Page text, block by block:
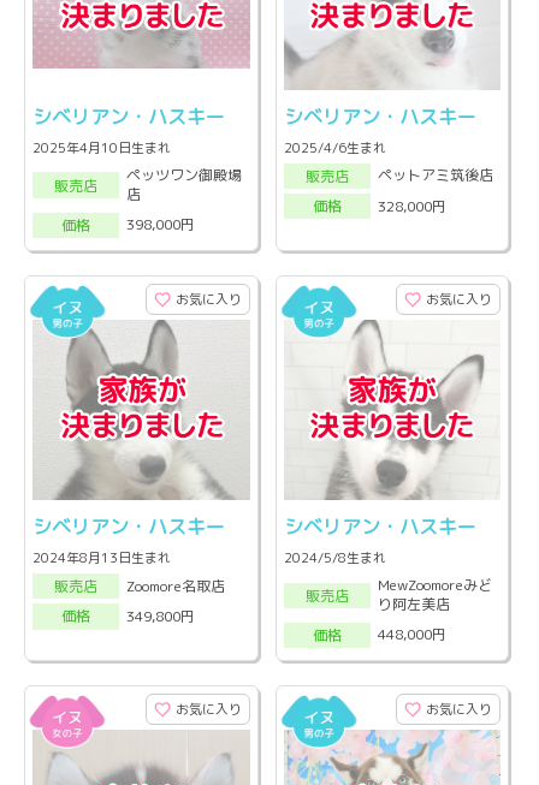
シベリアン・ハスキー
2025年4月10日生まれ
販売店
ペッツワン御殿場
店
価格
398,000円
シベリアン・ハスキー
2025/4/6生まれ
販売店
ペットアミ筑後店
価格
328,000円
お気に入り
シベリアン・ハスキー
2024年8月13日生まれ
販売店
Zoomore名取店
価格
349,800円
お気に入り
シベリアン・ハスキー
2024/5/8生まれ
販売店
MewZoomoreみど
り阿左美店
価格
448,000円
お気に入り お気に入り